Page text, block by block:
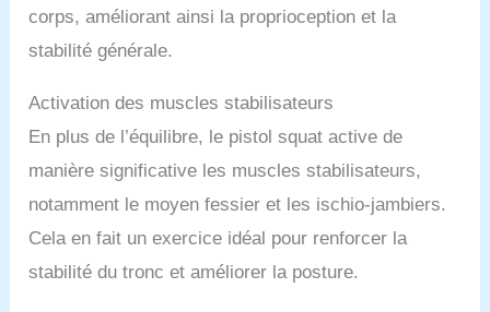
corps, améliorant ainsi la proprioception et la
stabilité générale.
Activation des muscles stabilisateurs
En plus de l’équilibre, le pistol squat active de
manière significative les muscles stabilisateurs,
notamment le moyen fessier et les ischio-jambiers.
Cela en fait un exercice idéal pour renforcer la
stabilité du tronc et améliorer la posture.